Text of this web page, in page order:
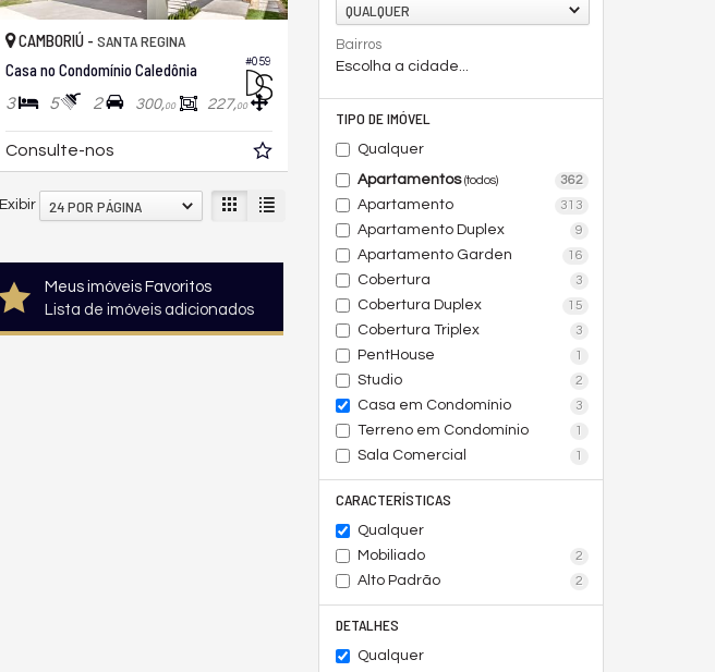
QUALQUER
Bairros
Escolha a cidade...
TIPO DE IMÓVEL
Qualquer
Apartamentos(todos) 362
Apartamento 313
Apartamento Duplex 9
Apartamento Garden 16
Cobertura 3
Cobertura Duplex 15
Cobertura Triplex 3
PentHouse 1
Studio 2
Casa em Condomínio 3
Terreno em Condomínio 1
Sala Comercial 1
CARACTERÍSTICAS
Qualquer
Mobiliado
2
Alto Padrão 2
DETALHES
Qualquer
#059
CAMBORIÚ - SANTA REGINA
Casa no Condomínio Caledônia
3 5 2 300,00 227,00
Consulte-nos
Exibir 24 POR PÁGINA
Meus imóveis Favoritos
Lista de imóveis adicionados